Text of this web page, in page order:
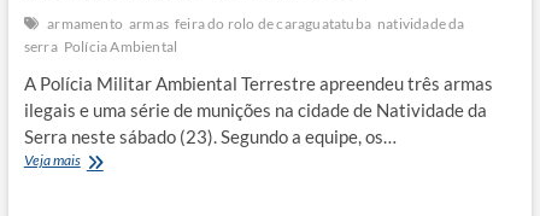
armamento armas feira do rolo de caraguatatuba natividade da
serra Polícia Ambiental
A Polícia Militar Ambiental Terrestre apreendeu três armas
ilegais e uma série de munições na cidade de Natividade da
Serra neste sábado (23). Segundo a equipe, os…
Veja maisArmas